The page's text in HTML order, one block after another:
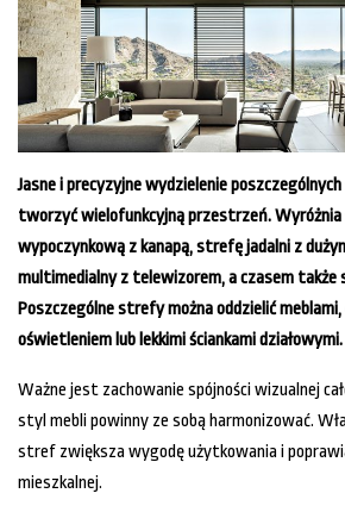
Jasne i precyzyjne wydzielenie
tworzyć wielofunkcyjną przestrzeń.
wypoczynkową z kanapą, strefę jadalni z
multimedialny z telewizorem, a czasem także
Poszczególne strefy można oddzielić
oświetleniem lub lekkimi ściankami działowymi.
Ważne jest zachowanie spójności wizualnej
styl mebli powinny ze sobą harmonizować.
stref zwiększa wygodę użytkowania i
mieszkalnej.